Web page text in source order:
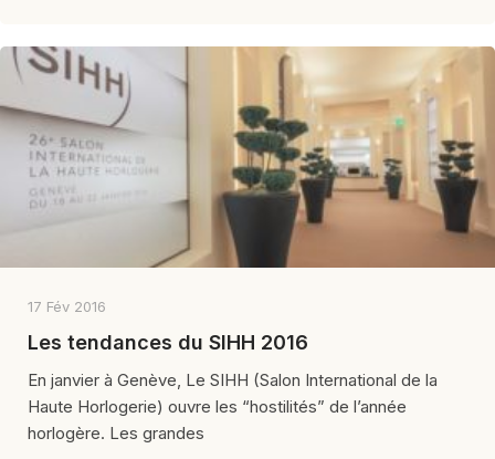
17 Fév 2016
Les tendances du SIHH 2016
En janvier à Genève, Le SIHH (Salon International de la
Haute Horlogerie) ouvre les “hostilités” de l’année
horlogère. Les grandes